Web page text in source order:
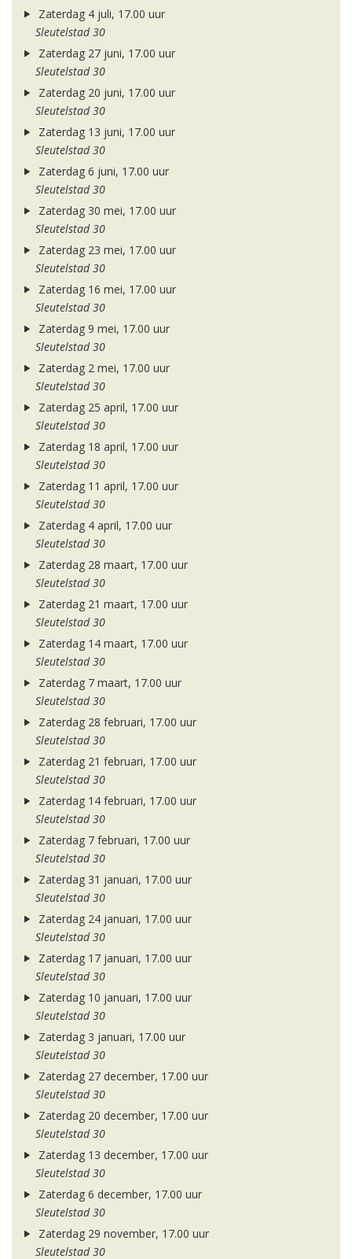
Zaterdag 4 juli, 17.00 uur
Sleutelstad 30
Zaterdag 27 juni, 17.00 uur
Sleutelstad 30
Zaterdag 20 juni, 17.00 uur
Sleutelstad 30
Zaterdag 13 juni, 17.00 uur
Sleutelstad 30
Zaterdag 6 juni, 17.00 uur
Sleutelstad 30
Zaterdag 30 mei, 17.00 uur
Sleutelstad 30
Zaterdag 23 mei, 17.00 uur
Sleutelstad 30
Zaterdag 16 mei, 17.00 uur
Sleutelstad 30
Zaterdag 9 mei, 17.00 uur
Sleutelstad 30
Zaterdag 2 mei, 17.00 uur
Sleutelstad 30
Zaterdag 25 april, 17.00 uur
Sleutelstad 30
Zaterdag 18 april, 17.00 uur
Sleutelstad 30
Zaterdag 11 april, 17.00 uur
Sleutelstad 30
Zaterdag 4 april, 17.00 uur
Sleutelstad 30
Zaterdag 28 maart, 17.00 uur
Sleutelstad 30
Zaterdag 21 maart, 17.00 uur
Sleutelstad 30
Zaterdag 14 maart, 17.00 uur
Sleutelstad 30
Zaterdag 7 maart, 17.00 uur
Sleutelstad 30
Zaterdag 28 februari, 17.00 uur
Sleutelstad 30
Zaterdag 21 februari, 17.00 uur
Sleutelstad 30
Zaterdag 14 februari, 17.00 uur
Sleutelstad 30
Zaterdag 7 februari, 17.00 uur
Sleutelstad 30
Zaterdag 31 januari, 17.00 uur
Sleutelstad 30
Zaterdag 24 januari, 17.00 uur
Sleutelstad 30
Zaterdag 17 januari, 17.00 uur
Sleutelstad 30
Zaterdag 10 januari, 17.00 uur
Sleutelstad 30
Zaterdag 3 januari, 17.00 uur
Sleutelstad 30
Zaterdag 27 december, 17.00 uur
Sleutelstad 30
Zaterdag 20 december, 17.00 uur
Sleutelstad 30
Zaterdag 13 december, 17.00 uur
Sleutelstad 30
Zaterdag 6 december, 17.00 uur
Sleutelstad 30
Zaterdag 29 november, 17.00 uur
Sleutelstad 30